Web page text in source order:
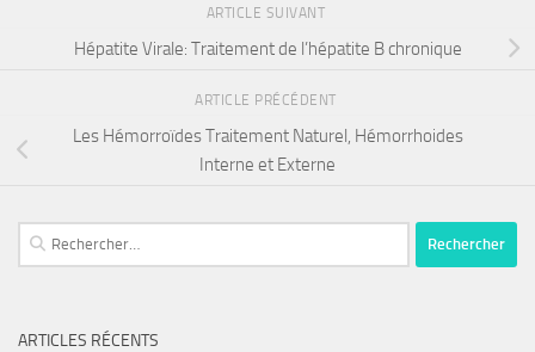
ARTICLE SUIVANT
Hépatite Virale: Traitement de l’hépatite B chronique
ARTICLE PRÉCÉDENT
Les Hémorroïdes Traitement Naturel, Hémorrhoides
Interne et Externe
Rechercher :
ARTICLES RÉCENTS